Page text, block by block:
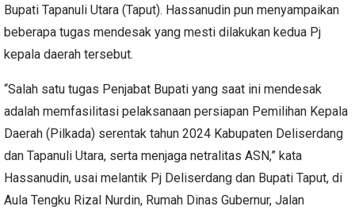
Bupati Tapanuli Utara (Taput). Hassanudin pun menyampaikan
beberapa tugas mendesak yang mesti dilakukan kedua Pj
kepala daerah tersebut.
“Salah satu tugas Penjabat Bupati yang saat ini mendesak
adalah memfasilitasi pelaksanaan persiapan Pemilihan Kepala
Daerah (Pilkada) serentak tahun 2024 Kabupaten Deliserdang
dan Tapanuli Utara, serta menjaga netralitas ASN,” kata
Hassanudin, usai melantik Pj Deliserdang dan Bupati Taput, di
Aula Tengku Rizal Nurdin, Rumah Dinas Gubernur, Jalan